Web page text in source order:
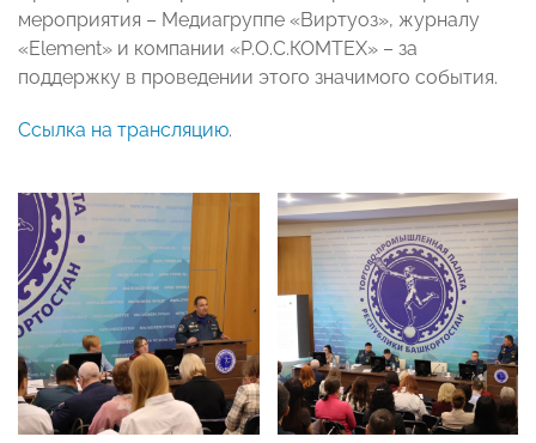
мероприятия – Медиагруппе «Виртуоз», журналу
«Element» и компании «Р.О.С.КОМТЕХ» – за
поддержку в проведении этого значимого события.
Ссылка на трансляцию.